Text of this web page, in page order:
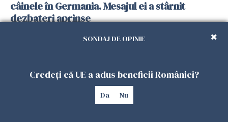
câinele în Germania. Mesajul ei a stârnit
dezbateri aprinse
SONDAJ DE OPINIE
Credeți că UE a adus beneficii României?
Da Nu